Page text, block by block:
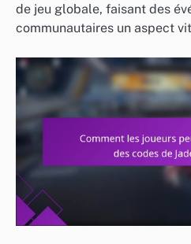
de jeu globale, faisant des
communautaires un aspect